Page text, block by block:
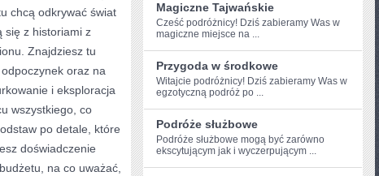
KOLONIALNE
DZIEDZICTWO
chcą odkrywać świat
się z historiami z
Znajdziesz tu
oraz na
i eksploracja
wszystkiego, co
po detale, które
doświadczenie
na co uważać,
Magiczne Tajwańskie
Cześć podróżnicy!⁤ Dziś zabieramy Was w
magiczne miejsce na ...
Przygoda w środkowe
Witajcie podróżnicy! Dziś zabieramy Was w
egzotyczną⁣ podróż po ...
Podróże służbowe
Podróże służbowe⁢ mogą być zarówno
ekscytującym jak i wyczerpującym ...